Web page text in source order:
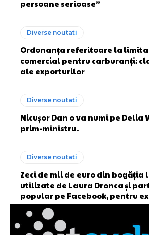
persoane serioase”
Diverse noutati
Ordonanța referitoare la
comercial pentru carburanți:
ale exporturilor
Diverse noutati
Nicușor Dan o va numi pe Delia
prim-ministru.
Diverse noutati
Zeci de mii de euro din bogăția
utilizate de Laura Dronca și
popular pe Facebook, pentru